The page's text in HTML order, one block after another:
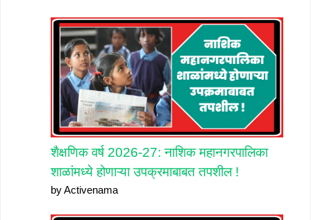
शैक्षणिक वर्ष 2026-27: नाशिक महानगरपालिका
शाळांमध्ये होणाऱ्या उपक्रमाबाबत तपशील !
by Activenama